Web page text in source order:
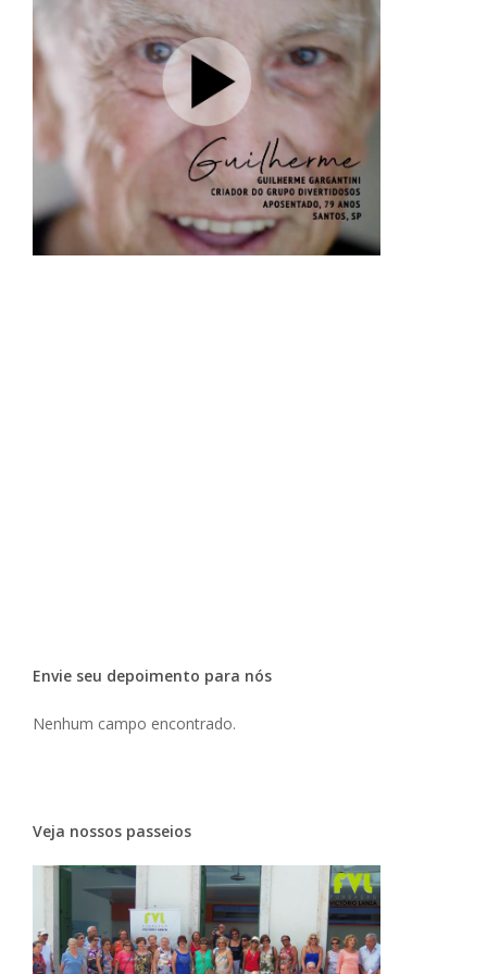
Envie seu depoimento para nós
Nenhum campo encontrado.
Veja nossos passeios